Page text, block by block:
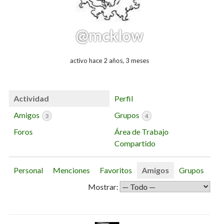
@mcklow
activo hace 2 años, 3 meses
Actividad
Perfil
Amigos
3 Grupos 4
Foros
Área de Trabajo
Compartido
Personal Menciones Favoritos Amigos
Grupos
Mostrar: